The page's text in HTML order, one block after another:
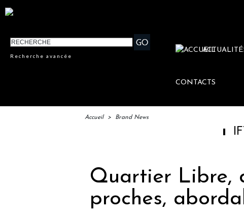
Recherche avancée
CONTACTS
Accueil > Brand News
IFTM :
Quartier Libre,
proches,